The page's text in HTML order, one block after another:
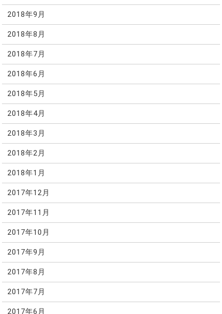
2018年9月
2018年8月
2018年7月
2018年6月
2018年5月
2018年4月
2018年3月
2018年2月
2018年1月
2017年12月
2017年11月
2017年10月
2017年9月
2017年8月
2017年7月
2017年6月